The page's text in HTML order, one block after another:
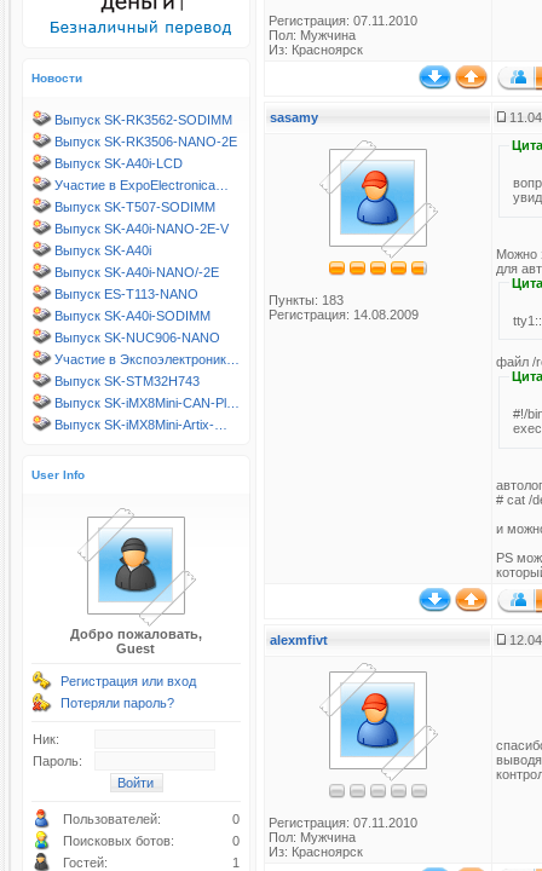
Новости
Выпуск SK-RK3562-SODIMM
Выпуск SK-RK3506-NANO-2E
Выпуск SK-A40i-LCD
Участие в ExpoElectronica…
Выпуск SK-T507-SODIMM
Выпуск SK-A40i-NANO-2E-V
Выпуск SK-A40i
Выпуск SK-A40i-NANO/-2E
Выпуск ES-T113-NANO
Выпуск SK-A40i-SODIMM
Выпуск SK-NUC906-NANO
Участие в Экспоэлектроник…
Выпуск SK-STM32H743
Выпуск SK-iMX8Mini-CAN-Pl…
Выпуск SK-iMX8Mini-Artix-…
User Info
Добро пожаловать,
Guest
Регистрация или вход
Потеряли пароль?
Ник:
Пароль:
Пользователей:
0
Поисковых ботов:
0
Гостей:
1
Регистрация: 07.11.2010
Пол: Мужчина
Из: Красноярск
sasamy
Пункты: 183
Регистрация: 14.08.2009
Можно
для
файл /
#!/
# cat /
и
PS
alexmfivt
Регистрация: 07.11.2010
Пол: Мужчина
Из: Красноярск